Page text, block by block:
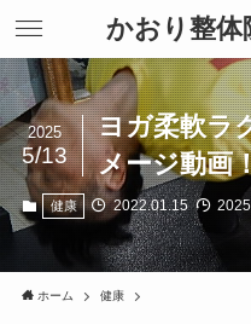
かおり整体
ヨガ柔軟ラ
メージ動画
2025
5/13
健康 2022.01.15
ホーム 健康